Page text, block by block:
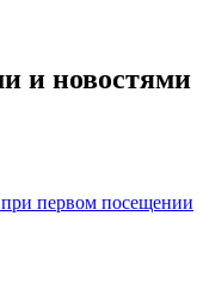
и новостями
при первом посещении